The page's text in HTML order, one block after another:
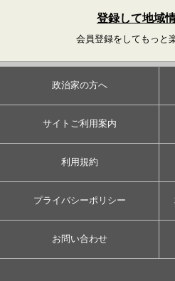
登録して地域
会員登録をしてもっと
政治家の方へ
サイトご利用案内
利用規約
プライバシーポリシー
お問い合わせ